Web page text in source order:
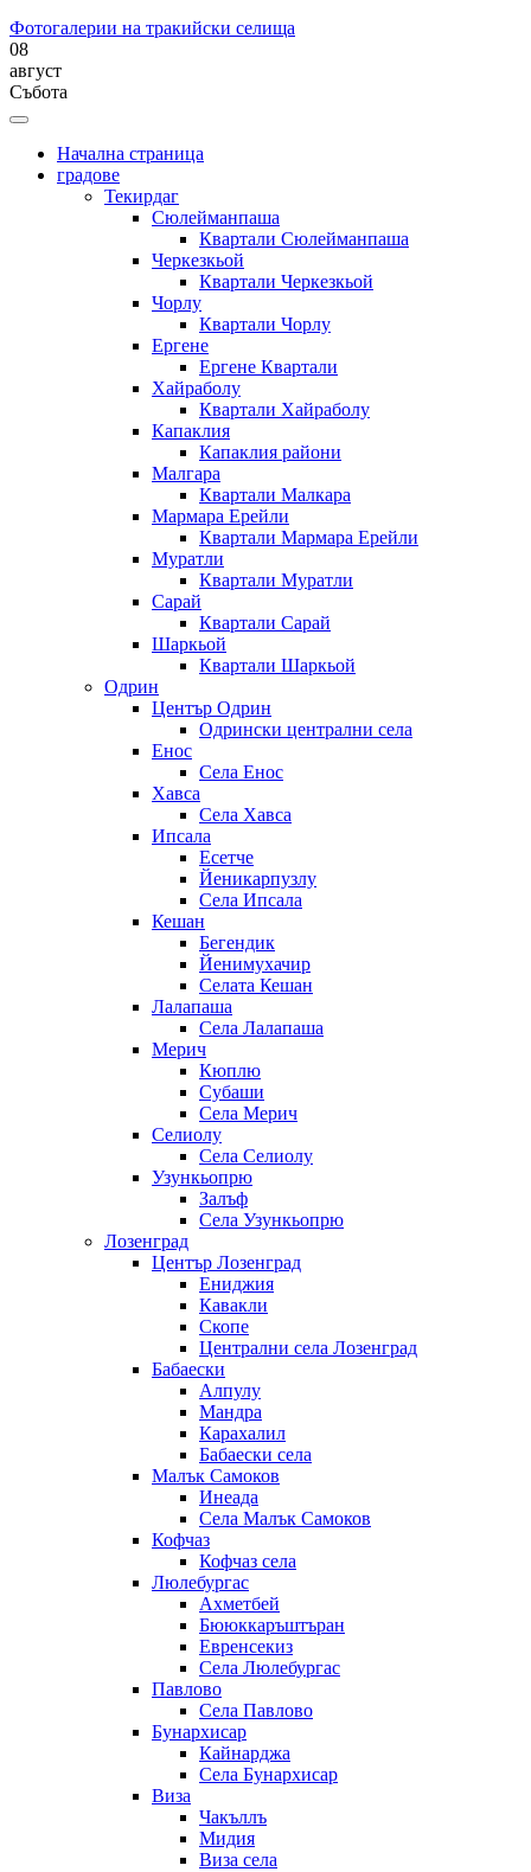
Фотогалерии на тракийски селища
08
август
Събота
Начална страница
градове
Текирдаг
Сюлейманпаша
Квартали Сюлейманпаша
Черкезкьой
Квартали Черкезкьой
Чорлу
Квартали Чорлу
Ергене
Ергене Квартали
Хайраболу
Квартали Хайраболу
Капаклия
Капаклия райони
Малгара
Квартали Малкара
Мармара Ерейли
Квартали Мармара Ерейли
Муратли
Квартали Муратли
Сарай
Квартали Сарай
Шаркьой
Квартали Шаркьой
Одрин
Център Одрин
Одрински централни села
Енос
Села Енос
Хавса
Села Хавса
Ипсала
Есетче
Йеникарпузлу
Села Ипсала
Кешан
Бегендик
Йенимухачир
Селата Кешан
Лалапаша
Села Лалапаша
Мерич
Кюплю
Субаши
Села Мерич
Селиолу
Села Селиолу
Узункьопрю
Залъф
Села Узункьопрю
Лозенград
Център Лозенград
Ениджия
Кавакли
Скопе
Централни села Лозенград
Бабаески
Алпулу
Мандра
Карахалил
Бабаески села
Малък Самоков
Инеада
Села Малък Самоков
Кофчаз
Кофчаз села
Люлебургас
Ахметбей
Бююккаръштъран
Евренсекиз
Села Люлебургас
Павлово
Села Павлово
Бунархисар
Кайнарджа
Села Бунархисар
Виза
Чакъллъ
Мидия
Виза села